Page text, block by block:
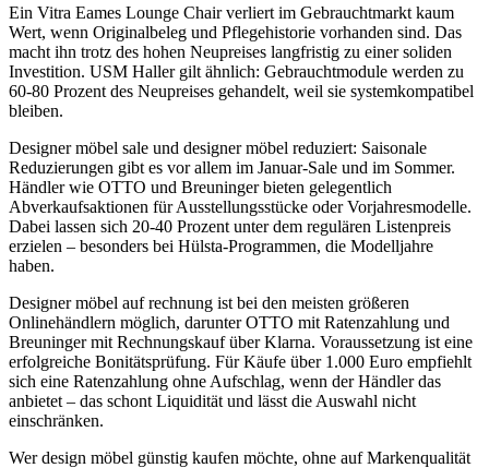
Ein Vitra Eames Lounge Chair verliert im Gebrauchtmarkt kaum
Wert, wenn Originalbeleg und Pflegehistorie vorhanden sind. Das
macht ihn trotz des hohen Neupreises langfristig zu einer soliden
Investition. USM Haller gilt ähnlich: Gebrauchtmodule werden zu
60-80 Prozent des Neupreises gehandelt, weil sie systemkompatibel
bleiben.
Designer möbel sale und designer möbel reduziert: Saisonale
Reduzierungen gibt es vor allem im Januar-Sale und im Sommer.
Händler wie OTTO und Breuninger bieten gelegentlich
Abverkaufsaktionen für Ausstellungsstücke oder Vorjahresmodelle.
Dabei lassen sich 20-40 Prozent unter dem regulären Listenpreis
erzielen – besonders bei Hülsta-Programmen, die Modelljahre
haben.
Designer möbel auf rechnung ist bei den meisten größeren
Onlinehändlern möglich, darunter OTTO mit Ratenzahlung und
Breuninger mit Rechnungskauf über Klarna. Voraussetzung ist eine
erfolgreiche Bonitätsprüfung. Für Käufe über 1.000 Euro empfiehlt
sich eine Ratenzahlung ohne Aufschlag, wenn der Händler das
anbietet – das schont Liquidität und lässt die Auswahl nicht
einschränken.
Wer design möbel günstig kaufen möchte, ohne auf Markenqualität